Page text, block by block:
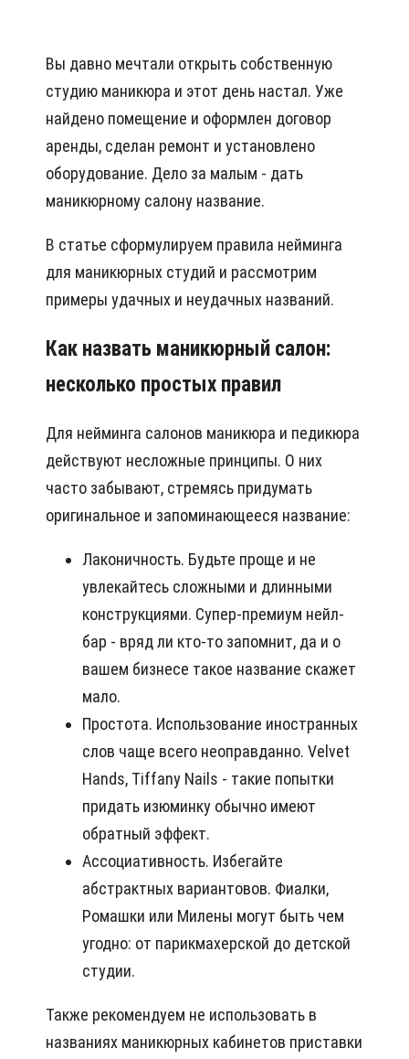
Вы давно мечтали открыть собственную
студию маникюра и этот день настал. Уже
найдено помещение и оформлен договор
аренды, сделан ремонт и установлено
оборудование. Дело за малым - дать
маникюрному салону название.
В статье сформулируем правила нейминга
для маникюрных студий и рассмотрим
примеры удачных и неудачных названий.
Как назвать маникюрный салон:
несколько простых правил
Для нейминга салонов маникюра и педикюра
действуют несложные принципы. О них
часто забывают, стремясь придумать
оригинальное и запоминающееся название:
Лаконичность. Будьте проще и не
увлекайтесь сложными и длинными
конструкциями. Супер-премиум нейл-
бар - вряд ли кто-то запомнит, да и о
вашем бизнесе такое название скажет
мало.
Простота. Использование иностранных
слов чаще всего неоправданно. Velvet
Hands, Tiffany Nails - такие попытки
придать изюминку обычно имеют
обратный эффект.
Ассоциативность. Избегайте
абстрактных вариантовов. Фиалки,
Ромашки или Милены могут быть чем
угодно: от парикмахерской до детской
студии.
Также рекомендуем не использовать в
названиях маникюрных кабинетов приставки